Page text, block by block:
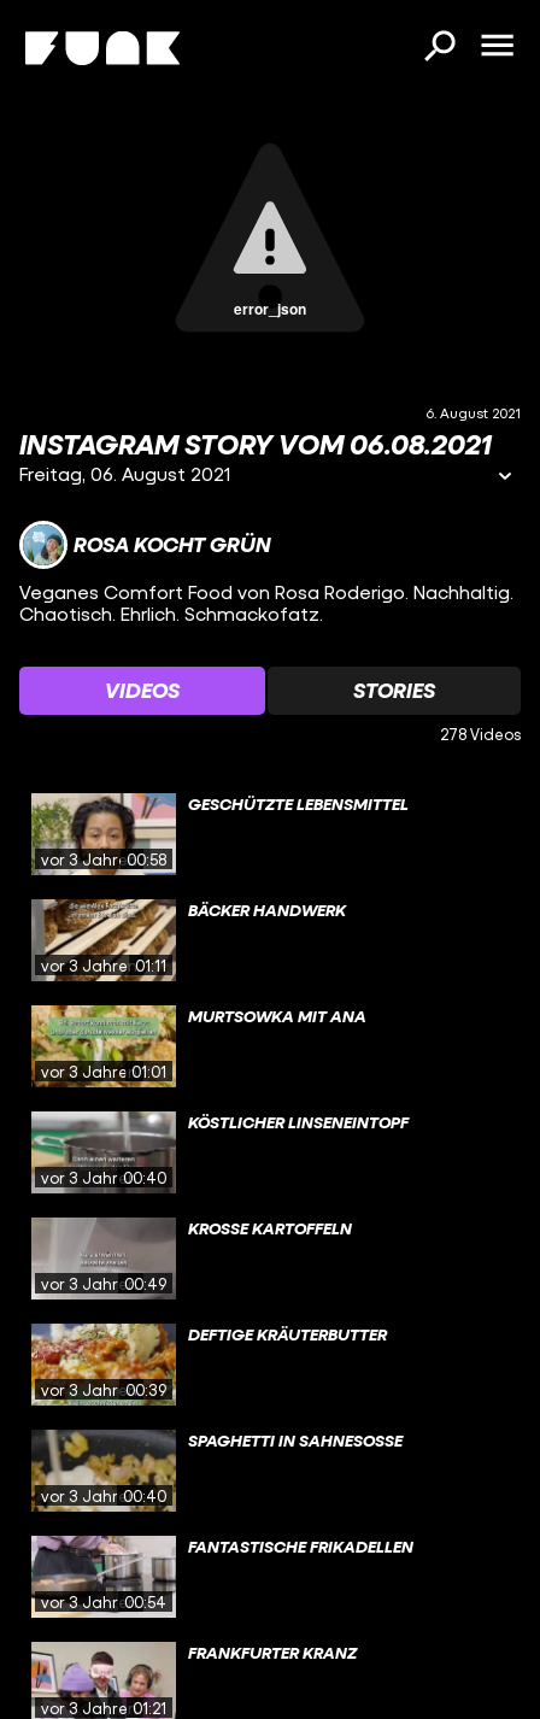
error_json
6. August 2021
INSTAGRAM STORY VOM 06.08.2021
Freitag, 06. August 2021
ROSA KOCHT GRÜN
Veganes Comfort Food von Rosa Roderigo. Nachhaltig.
Chaotisch. Ehrlich. Schmackofatz.
VIDEOS STORIES
278 Videos
vor 3 Jahren00:58
GESCHÜTZTE LEBENSMITTEL
vor 3 Jahren01:11
BÄCKER HANDWERK
vor 3 Jahren01:01
MURTSOWKA MIT ANA
vor 3 Jahren00:40
KÖSTLICHER LINSENEINTOPF
vor 3 Jahren00:49
KROSSE KARTOFFELN
vor 3 Jahren00:39
DEFTIGE KRÄUTERBUTTER
vor 3 Jahren00:40
SPAGHETTI IN SAHNESOSSE
vor 3 Jahren00:54
FANTASTISCHE FRIKADELLEN
vor 3 Jahren01:21
FRANKFURTER KRANZ